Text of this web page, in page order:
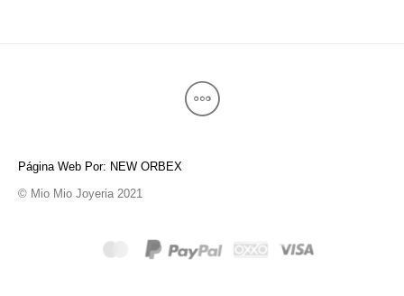
Página Web Por: NEW ORBEX
© Mio Mio Joyeria 2021